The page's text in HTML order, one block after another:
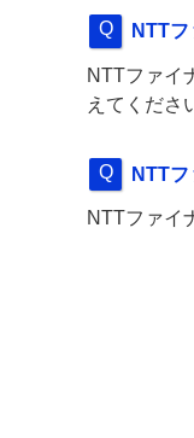
NTT
NTTファイ
えてくださ
NTT
NTTファイ